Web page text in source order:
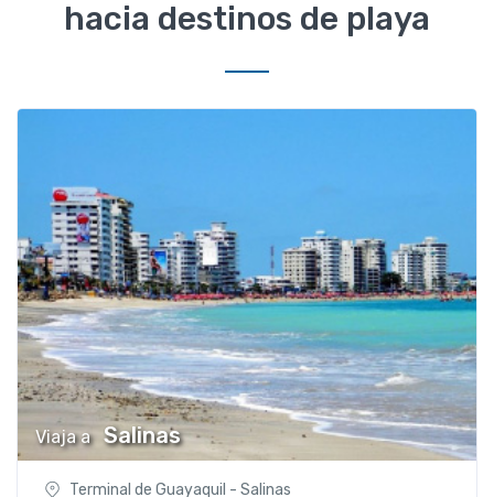
hacia destinos de playa
Viaja a Salinas
Terminal de Guayaquil - Salinas